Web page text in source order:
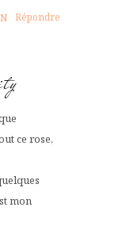
Répondre
ce rose,
mon